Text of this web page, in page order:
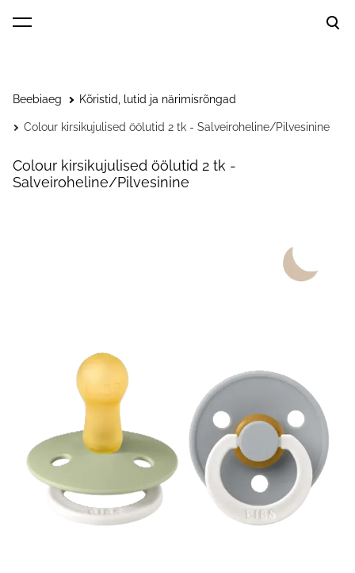
lisati ostukorvi.
Beebiaeg Kõristid, lutid ja närimisrõngad
Colour kirsikujulised öölutid 2 tk - Salveiroheline/Pilvesinine
Colour kirsikujulised öölutid 2 tk -
Salveiroheline/Pilvesinine